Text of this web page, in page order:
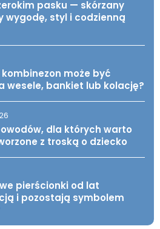
pasku — skórzany
wygodę, styl i codzienną
może być
wesele, bankiet lub kolację?
dla których warto
z troską o dziecko
pierścionki od lat
i pozostają symbolem